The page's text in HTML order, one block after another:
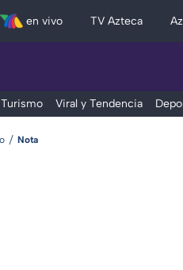
en vivo TV Azteca
Turismo Viral y Tendencia
Nota